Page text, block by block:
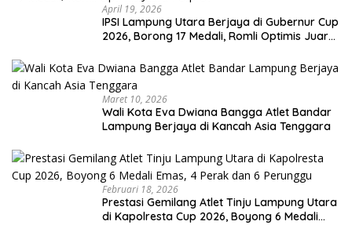
April 19, 2026
IPSI Lampung Utara Berjaya di Gubernur Cup
2026, Borong 17 Medali, Romli Optimis Juara
Maret 10, 2026
Wali Kota Eva Dwiana Bangga Atlet Bandar
Lampung Berjaya di Kancah Asia Tenggara
Februari 18, 2026
Prestasi Gemilang Atlet Tinju Lampung Utara
di Kapolresta Cup 2026, Boyong 6 Medali